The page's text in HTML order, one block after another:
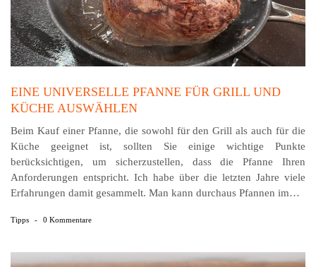
EINE UNIVERSELLE PFANNE FÜR GRILL UND
KÜCHE AUSWÄHLEN
Beim Kauf einer Pfanne, die sowohl für den Grill als auch für die
Küche geeignet ist, sollten Sie einige wichtige Punkte
berücksichtigen, um sicherzustellen, dass die Pfanne Ihren
Anforderungen entspricht. Ich habe über die letzten Jahre viele
Erfahrungen damit gesammelt. Man kann durchaus Pfannen im…
Tipps - 0 Kommentare